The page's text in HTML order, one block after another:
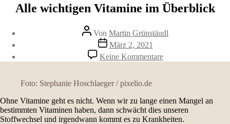
Alle wichtigen Vitamine im Überblick
Beitragsautor
Von Martin Grünstäudl
Veröffentlichungsdatum
März 2, 2021
Keine Kommentarezu
Alle
Überblick
Foto: Stephanie Hoschlaeger / pixelio.de
Ohne Vitamine geht es nicht. Wenn wir zu lange einen Mangel an
bestimmten Vitaminen haben, dann schwächt dies unseren
Stoffwechsel und irgendwann kommt es zu Krankheiten.